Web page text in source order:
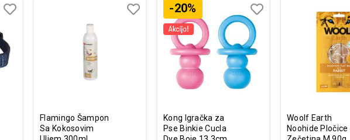
listu
želja
Flamingo Šampon
Sa Kokosovim
-20%
Kong Igračka za
Pse Binkie Cucla
Dodaj
u
listu
želja
Uporedi
Woolf Earth
Noohide Pločice